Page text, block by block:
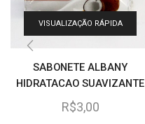
VISUALIZAÇÃO RÁPIDA
SABONETE ALBANY
HIDRATACAO SUAVIZANTE
80 G.
R$3,00